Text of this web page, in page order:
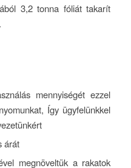
3,2 tonna fóliát takarít
mennyiségét ezzel
Így ügyfelünkkel
árát
megnöveltük a rakatok